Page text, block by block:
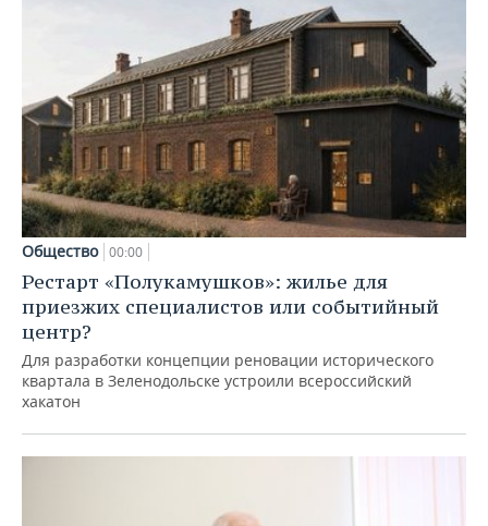
Общество 00:00
Рестарт «Полукамушков»: жилье для
приезжих специалистов или событийный
центр?
Для разработки концепции реновации исторического
квартала в Зеленодольске устроили всероссийский
хакатон